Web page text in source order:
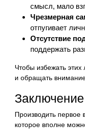
смысл, мало
Чрезмерная
отпугивает
Отсутствие
поддержать
Чтобы избежать этих
и обращать
Заключение
Производить первое
которое вполне